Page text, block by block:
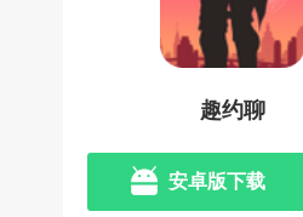
趣约聊
安卓版下载